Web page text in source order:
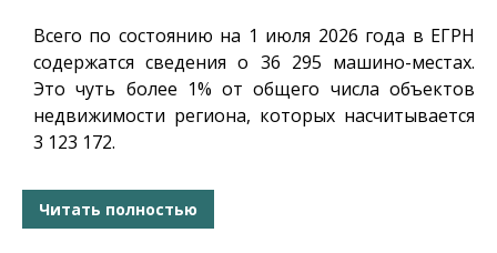
Всего по состоянию на 1 июля 2026 года в ЕГРН
содержатся сведения о 36 295 машино-местах.
Это чуть более 1% от общего числа объектов
недвижимости региона, которых насчитывается
3 123 172.
Читать полностью